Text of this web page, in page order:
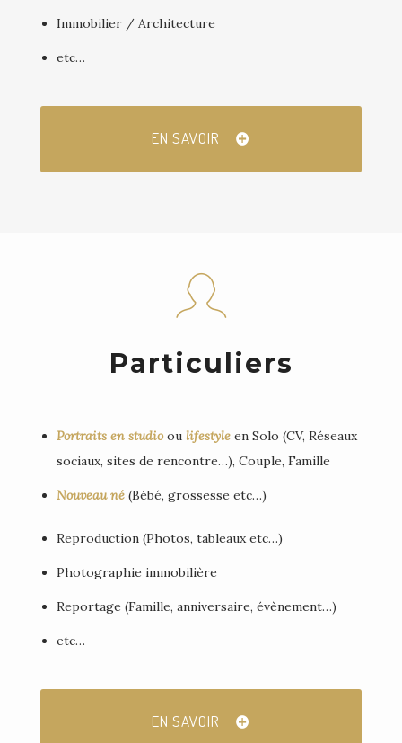
Immobilier / Architecture
etc…
EN SAVOIR
Particuliers
Portraits en studioou lifestyle en Solo (CV, Réseaux
sociaux, sites de rencontre…), Couple, Famille
Nouveau né(Bébé, grossesse etc…)
Reproduction (Photos, tableaux etc…)
Photographie immobilière
Reportage (Famille, anniversaire, évènement…)
etc…
EN SAVOIR